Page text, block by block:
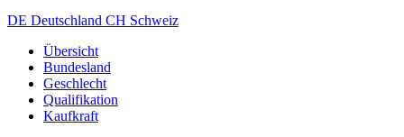
DE Deutschland CH Schweiz
Übersicht
Bundesland
Geschlecht
Qualifikation
Kaufkraft